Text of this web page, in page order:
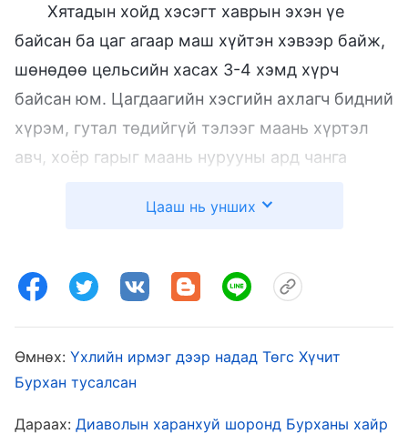
Хятадын хойд хэсэгт хаврын эхэн үе
байсан ба цаг агаар маш хүйтэн хэвээр байж,
шөнөдөө цельсийн хасах 3-4 хэмд хүрч
байсан юм. Цагдаагийн хэсгийн ахлагч бидний
хүрэм, гутал төдийгүй тэлээг маань хүртэл
авч, хоёр гарыг маань нурууны ард чанга
Тэрээр биднийг шалан дээр дарж бай гэж
тэлээгээр толгой, нүүр лүү заналтай
ороолгосны улмаас толгой минь янгинатал
өвдөж, хагарах гэж байгаа мэт болсон бөгөөд
нулимс өөрийн эрхгүй хацар даган урслаа.
“Хэрэг шийдвэрлэхдээ боловсон бай” хэмээх
уриа ханан дээр тод томруун бичээстэй
Цааш нь унших
Өмнөх: Үхлийн ирмэг дээр надад Төгс Хүчит
Бурхан тусалсан
Дараах: Диаволын харанхуй шоронд Бурханы хайр